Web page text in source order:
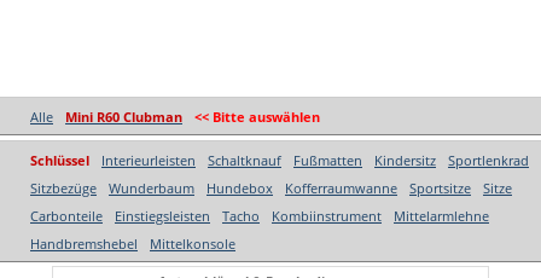
Alle Mini R60 Clubman << Bitte auswählen
Schlüssel Interieurleisten Schaltknauf Fußmatten Kindersitz
Sportlenkrad
Sitzbezüge
Wunderbaum Hundebox Kofferraumwanne Sportsitze
Sitze
Carbonteile
Einstiegsleisten Tacho Kombiinstrument
Mittelarmlehne
Handbremshebel
Mittelkonsole